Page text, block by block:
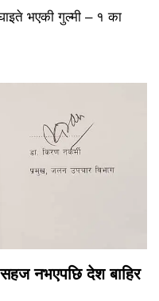
भएकी गुल्मी – १ का
सहज नभएपछि देश बाहिर